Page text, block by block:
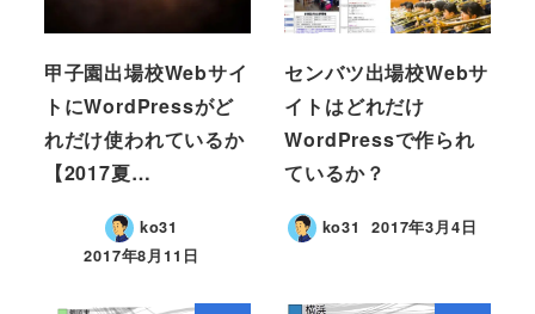
甲子園出場校Webサイ
トにWordPressがど
れだけ使われているか
【2017夏…
ko31
2017年8月11日
センバツ出場校Webサ
イトはどれだけ
WordPressで作られ
ているか？
ko31 2017年3月4日